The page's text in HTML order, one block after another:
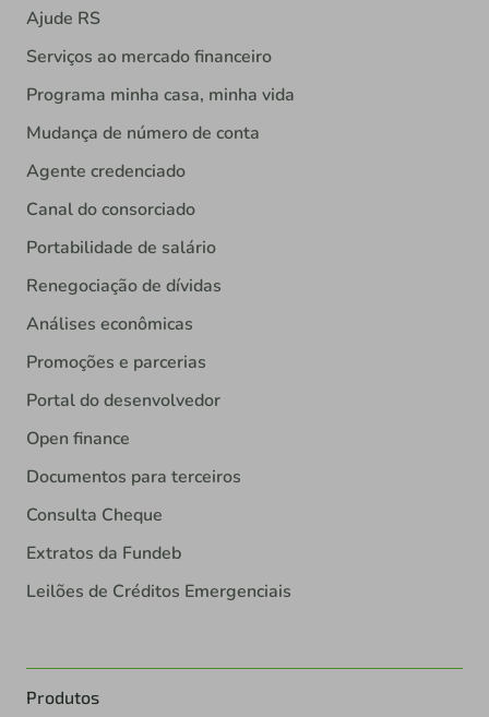
Ajude RS
Serviços ao mercado financeiro
Programa minha casa, minha vida
Mudança de número de conta
Agente credenciado
Canal do consorciado
Portabilidade de salário
Renegociação de dívidas
Análises econômicas
Promoções e parcerias
Portal do desenvolvedor
Open finance
Documentos para terceiros
Consulta Cheque
Extratos da Fundeb
Leilões de Créditos Emergenciais
Produtos